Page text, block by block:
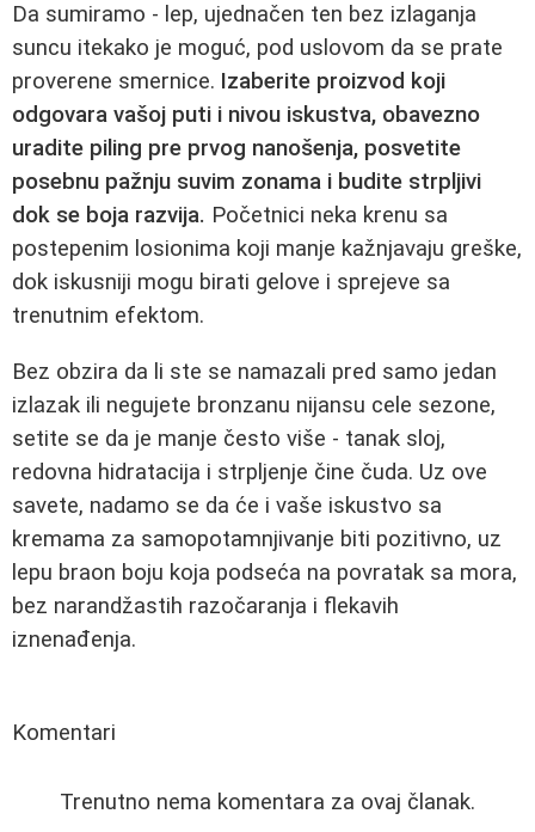
Da sumiramo - lep, ujednačen ten bez izlaganja
suncu itekako je moguć, pod uslovom da se prate
proverene smernice. Izaberite proizvod koji
odgovara vašoj puti i nivou iskustva, obavezno
uradite piling pre prvog nanošenja, posvetite
posebnu pažnju suvim zonama i budite strpljivi
dok se boja razvija. Početnici neka krenu sa
postepenim losionima koji manje kažnjavaju greške,
dok iskusniji mogu birati gelove i sprejeve sa
trenutnim efektom.
Bez obzira da li ste se namazali pred samo jedan
izlazak ili negujete bronzanu nijansu cele sezone,
setite se da je manje često više - tanak sloj,
redovna hidratacija i strpljenje čine čuda. Uz ove
savete, nadamo se da će i vaše iskustvo sa
kremama za samopotamnjivanje biti pozitivno, uz
lepu braon boju koja podseća na povratak sa mora,
bez narandžastih razočaranja i flekavih
iznenađenja.
Komentari
Trenutno nema komentara za ovaj članak.